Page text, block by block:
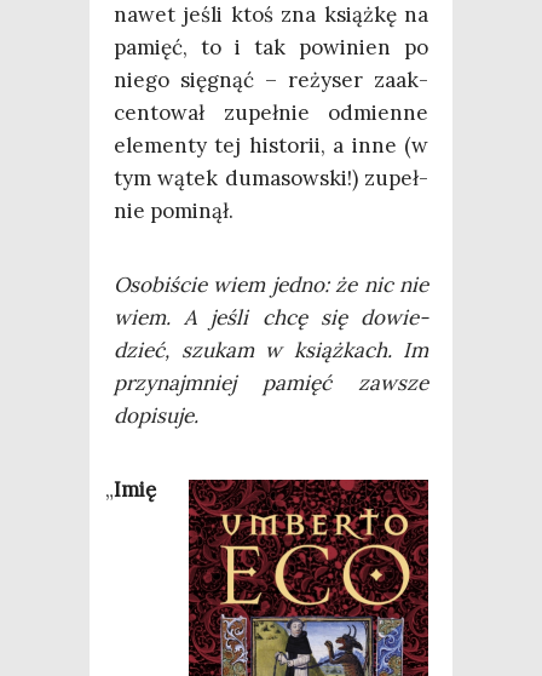
nawet jeśli ktoś zna książ­kę na
pamięć, to i tak powi­nien po
nie­go się­gnąć – reży­ser zaak­
cen­to­wał zupeł­nie odmien­ne
ele­men­ty tej histo­rii, a inne (w
tym wątek duma­sow­ski!) zupeł­
nie pominął.
Oso­bi­ście wiem jed­no: że nic nie
wiem. A jeśli chcę się dowie­
dzieć, szu­kam w książ­kach. Im
przy­naj­mniej pamięć zawsze
dopisuje.
„Imię